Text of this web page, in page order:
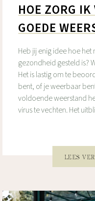
HOE ZORG IK
GOEDE
Heb jij enig idee hoe het
gezondheid gesteld is?
Het is lastig om te
bent, of je weerbaar
voldoende weerstand
virus te vechten. Het
LEES